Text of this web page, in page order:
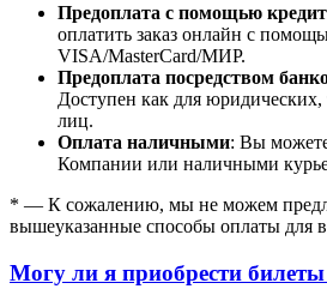
Предоплата с помощью
оплатить заказ онлайн с
VISA/MasterСard/МИР.
Предоплата посредством
Доступен как для юридических,
лиц.
Оплата наличными: Вы
Компании или наличными
* — К сожалению, мы не можем
вышеуказанные способы оплаты для
Могу ли я приобрести